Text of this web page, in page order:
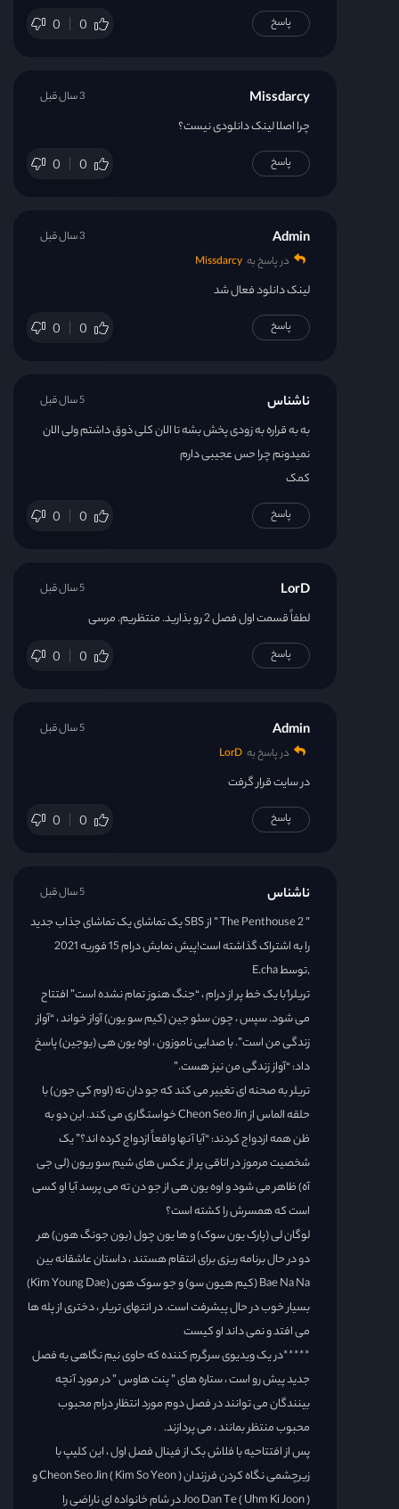
0 0 پاسخ
Missdarcy
چرا اصلا لینک دانلودی نیست؟
0 0
3 سال قبل
پاسخ
Admin
در پاسخ به Missdarcy
لینک دانلود فعال شد
0 0
3 سال قبل
پاسخ
ناشناس
به به قراره به زودی پخش بشه تا الان کلی ذوق داشتم ولی الان
نمیدونم چرا حس عجیبی دارم
کمک
0 0
5 سال قبل
پاسخ
LorD
لطفاً قسمت اول فصل 2 رو بذارید. منتظریم. مرسی
0 0
5 سال قبل
پاسخ
Admin
در پاسخ به LorD
در سایت قرار گرفت
0 0
5 سال قبل
پاسخ
ناشناس
” The Penthouse 2 ” از SBS یک تماشای یک تماشای جذاب جدید
را به اشتراک گذاشته است!پیش نمایش درام 15 فوریه 2021
,توسط E.cha
تریلر1با یک خط پر از درام ، “جنگ هنوز تمام نشده است” افتتاح
می شود. سپس ، چون سئو جین (کیم سو یون) آواز خواند ، “آواز
زندگی من است”. با صدایی ناموزون ، اوه یون هی (یوجین) پاسخ
داد: “آواز زندگی من نیز هست.”
تریلر به صحنه ای تغییر می کند که جو دان ته (اوم کی جون) با
حلقه الماس از Cheon Seo Jin خواستگاری می کند. این دو به
ظن همه ازدواج کردند: “آیا آنها واقعاً ازدواج کرده اند؟” یک
شخصیت مرموز در اتاقی پر از عکس های شیم سو ریون (لی جی
آه) ظاهر می شود و اوه یون هی از جو دن ته می پرسد آیا او کسی
است که همسرش را کشته است؟
لوگان لی (پارک یون سوک) و ها یون چول (یون جونگ هون) هر
دو در حال برنامه ریزی برای انتقام هستند ، داستان عاشقانه بین
Bae Na Na (کیم هیون سو) و جو سوک هون (Kim Young Dae)
بسیار خوب در حال پیشرفت است. در انتهای تریلر ، دختری از پله ها
می افتد و نمی داند او کیست
*****در یک ویدیوی سرگرم کننده که حاوی نیم نگاهی به فصل
جدید پیش رو است ، ستاره های ” پنت هاوس ” در مورد آنچه
بینندگان می توانند در فصل دوم مورد انتظار درام محبوب
محبوب منتظر بمانند ، می پردازند.
پس از افتتاحیه با فلاش بک از فینال فصل اول ، این کلیپ با
زیرچشمی نگاه کردن فرزندان Cheon Seo Jin ( Kim So Yeon ) و
Joo Dan Te ( Uhm Ki Joon ) در شام خانواده ای ناراضی را
5 سال قبل